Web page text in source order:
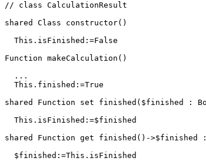
// class CalculationResult
shared Class constructor()
  This.isFinished:=False
Function makeCalculation()
  ...
  This.finished:=True
shared Function set finished($finished :
  This.isFinished:=$finished
shared Function get finished()->$finished :
  $finished:=This.isFinished